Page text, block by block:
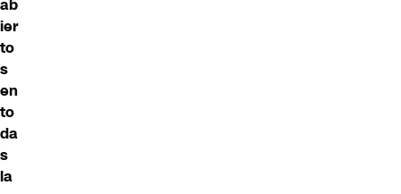
ab
ier
to
s
en
to
da
s
la